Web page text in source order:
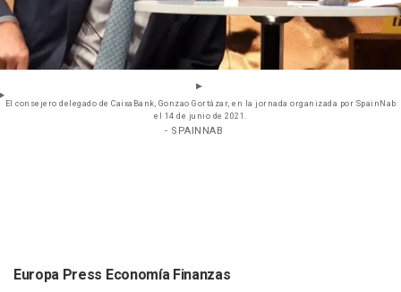
El consejero delegado de CaixaBank, Gonzao Gortázar, en la jornada organizada por SpainNab
el 14 de junio de 2021.
- SPAINNAB
Europa Press Economía Finanzas